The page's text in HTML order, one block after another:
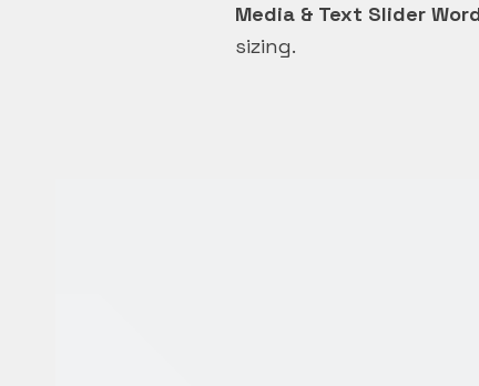
Media & Text Slider
sizing.